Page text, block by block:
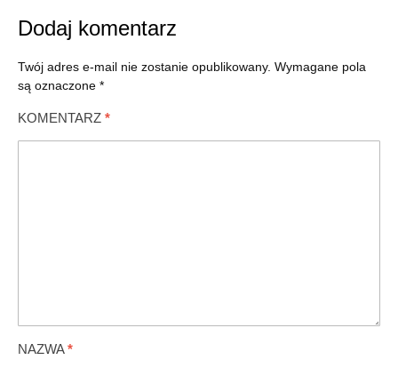
Dodaj komentarz
Twój adres e-mail nie zostanie opublikowany. Wymagane pola
są oznaczone *
KOMENTARZ *
NAZWA*